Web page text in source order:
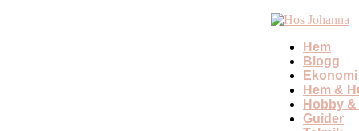
Hem
Blogg
Ekonomi
Hem &
Hobby
Guider